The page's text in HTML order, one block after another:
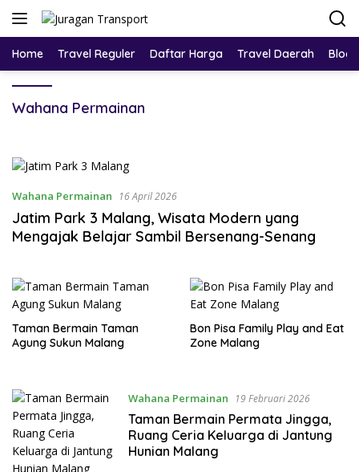
Home Travel Reguler Daftar Harga Travel Daerah Blog
Wahana Permainan
Wahana Permainan 16 April 2026
Jatim Park 3 Malang, Wisata Modern yang
Mengajak Belajar Sambil Bersenang-Senang
Taman Bermain Taman
Agung Sukun Malang
Bon Pisa Family Play and Eat
Zone Malang
Wahana Permainan 19 Februari 2026
Taman Bermain Permata Jingga,
Ruang Ceria Keluarga di Jantung
Hunian Malang